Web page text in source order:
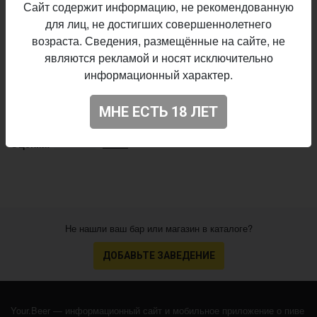
долгим послевкусием.
Пивоварня:
Brouwerij Rodenbach
Sour - Flanders Red Ale
6,0%
35 IBU
Не нашли ваш бар или магазин в каталоге?
ДОБАВЬТЕ ЗАВЕДЕНИЕ
Your.Beer — информационный сайт и мобильное приложение о пиве
Сайт содержит информацию, не рекомендованную
для лиц, не достигших совершеннолетнего
возраста. Сведения, размещённые на сайте, не
являются рекламой и носят исключительно
информационный характер.
МНЕ ЕСТЬ 18 ЛЕТ